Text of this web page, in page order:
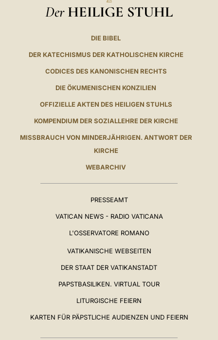
Der HEILIGE STUHL
DIE BIBEL
DER KATECHISMUS DER KATHOLISCHEN KIRCHE
CODICES DES KANONISCHEN RECHTS
DIE ÖKUMENISCHEN KONZILIEN
OFFIZIELLE AKTEN DES HEILIGEN STUHLS
KOMPENDIUM DER SOZIALLEHRE DER KIRCHE
MISSBRAUCH VON MINDERJÄHRIGEN. ANTWORT DER
KIRCHE
WEBARCHIV
PRESSEAMT
VATICAN NEWS - RADIO VATICANA
L'OSSERVATORE ROMANO
VATIKANISCHE WEBSEITEN
DER STAAT DER VATIKANSTADT
PAPSTBASILIKEN. VIRTUAL TOUR
LITURGISCHE FEIERN
KARTEN FÜR PÄPSTLICHE AUDIENZEN UND FEIERN